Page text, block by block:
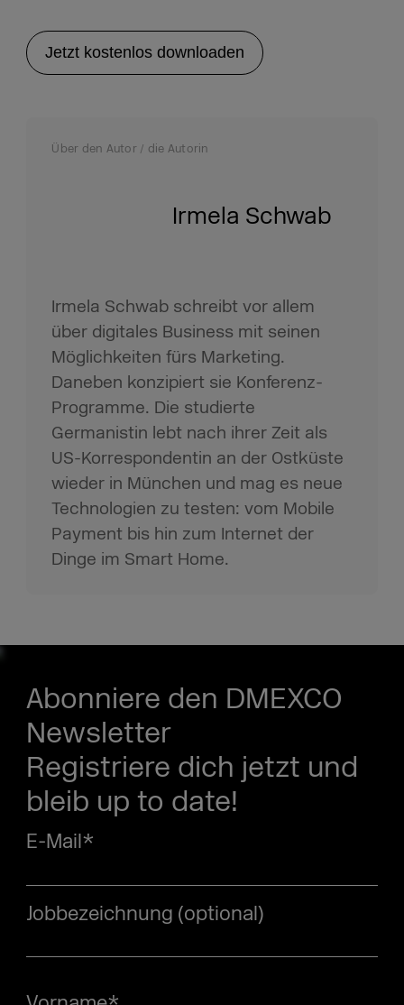
Jetzt kostenlos downloaden
Über den Autor / die Autorin
Irmela Schwab
Irmela Schwab schreibt vor allem
über digitales Business mit seinen
Möglichkeiten fürs Marketing.
Daneben konzipiert sie Konferenz-
Programme. Die studierte
Germanistin lebt nach ihrer Zeit als
US-Korrespondentin an der Ostküste
wieder in München und mag es neue
Technologien zu testen: vom Mobile
Payment bis hin zum Internet der
Dinge im Smart Home.
Abonniere den DMEXCO
Newsletter
Registriere dich jetzt und
bleib up to date!
E-Mail*
Jobbezeichnung (optional)